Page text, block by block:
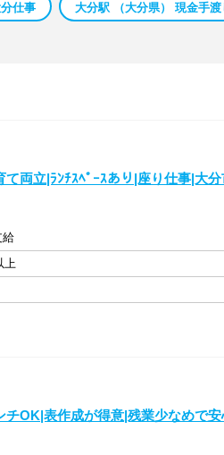
仕事 大分駅 （大分県） 現金手渡
て両立|ﾗﾝﾁｽﾍﾟｰｽあり|座り仕事|大
給
上
チOK|表作成が得意|残業少なめで